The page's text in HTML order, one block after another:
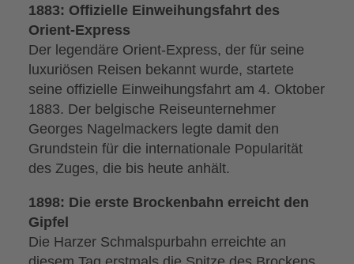
1883: Offizielle Einweihungsfahrt des
Orient-Express
Der legendäre Orient-Express, der für seine
luxuriösen Reisen bekannt wurde, startete
seine offizielle Einweihungsfahrt am 4. Oktober
1883. Der belgische Reiseunternehmer
Georges Nagelmackers legte damit den
Grundstein für die internationale Popularität
des Zuges, die bis heute anhält.
1898: Die erste Brockenbahn erreicht den
Gipfel
Die Harzer Schmalspurbahn erreichte an